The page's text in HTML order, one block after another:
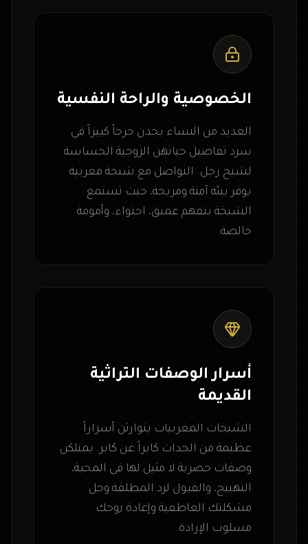
الخصوصية والراحة النفسية
العديد من النساء يجدن حرجاً كبيراً في
سرد تفاصيل حياتهن الزوجية الحساسة
لشيخ رجل. التواصل مع شيخة مغربية
يوفر بيئة آمنة ومريحة، حيث تستمع
الشيخة بتفهم عميق، احتواء، وأمومة
خالصة.
أسرار الوصفات التراثية
القديمة
الشيخات المغربيات يتوارثن أسراراً
عظيمة من الجدات كابراً عن كابر. يمتلكن
وصفات حصرية لا مثيل لها في المحبة،
التهييج، والقبول لرد المطلقة وحل
مشكلتك العاطفية وإعادة زوجك
مسلوب الإرادة.